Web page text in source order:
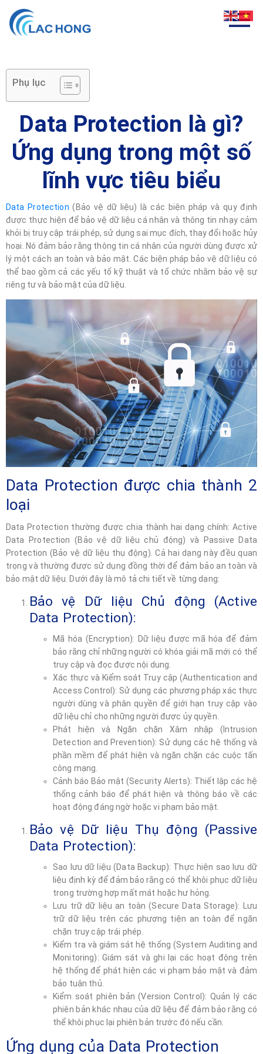
Phụ lục
Data Protection là gì?
Ứng dụng trong một số
lĩnh vực tiêu biểu
Data Protection (Bảo vệ dữ liệu) là các biện pháp và quy định
được thực hiện để bảo vệ dữ liệu cá nhân và thông tin nhạy cảm
khỏi bị truy cập trái phép, sử dụng sai mục đích, thay đổi hoặc hủy
hoại. Nó đảm bảo rằng thông tin cá nhân của người dùng được xử
lý một cách an toàn và bảo mật. Các biện pháp bảo vệ dữ liệu có
thể bao gồm cả các yếu tố kỹ thuật và tổ chức nhằm bảo vệ sự
riêng tư và bảo mật của dữ liệu.
Data Protection được chia thành 2
loại
Data Protection thường được chia thành hai dạng chính: Active
Data Protection (Bảo vệ dữ liệu chủ động) và Passive Data
Protection (Bảo vệ dữ liệu thụ động). Cả hai dạng này đều quan
trọng và thường được sử dụng đồng thời để đảm bảo an toàn và
bảo mật dữ liệu. Dưới đây là mô tả chi tiết về từng dạng:
Bảo vệ Dữ liệu Chủ động (Active
Data Protection):
Mã hóa (Encryption): Dữ liệu được mã hóa để đảm
bảo rằng chỉ những người có khóa giải mã mới có thể
truy cập và đọc được nội dung.
Xác thực và Kiểm soát Truy cập (Authentication and
Access Control): Sử dụng các phương pháp xác thực
người dùng và phân quyền để giới hạn truy cập vào
dữ liệu chỉ cho những người được ủy quyền.
Phát hiện và Ngăn chặn Xâm nhập (Intrusion
Detection and Prevention): Sử dụng các hệ thống và
phần mềm để phát hiện và ngăn chặn các cuộc tấn
công mạng.
Cảnh báo Bảo mật (Security Alerts): Thiết lập các hệ
thống cảnh báo để phát hiện và thông báo về các
hoạt động đáng ngờ hoặc vi phạm bảo mật.
Bảo vệ Dữ liệu Thụ động (Passive
Data Protection):
Sao lưu dữ liệu (Data Backup): Thực hiện sao lưu dữ
liệu định kỳ để đảm bảo rằng có thể khôi phục dữ liệu
trong trường hợp mất mát hoặc hư hỏng.
Lưu trữ dữ liệu an toàn (Secure Data Storage): Lưu
trữ dữ liệu trên các phương tiện an toàn để ngăn
chặn truy cập trái phép.
Kiểm tra và giám sát hệ thống (System Auditing and
Monitoring): Giám sát và ghi lại các hoạt động trên
hệ thống để phát hiện các vi phạm bảo mật và đảm
bảo tuân thủ.
Kiểm soát phiên bản (Version Control): Quản lý các
phiên bản khác nhau của dữ liệu để đảm bảo rằng có
thể khôi phục lại phiên bản trước đó nếu cần.
Ứng dụng của Data Protection